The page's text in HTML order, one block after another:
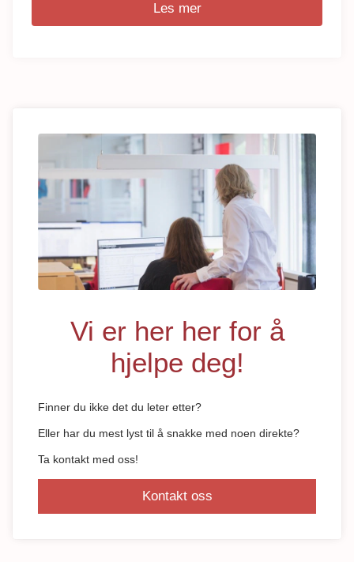
Les mer
Vi er her her for å
hjelpe deg!
Finner du ikke det du leter etter?
Eller har du mest lyst til å snakke med noen direkte?
Ta kontakt med oss!
Kontakt oss